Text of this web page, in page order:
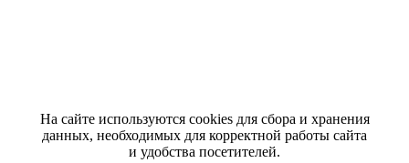
На сайте используются cookies для сбора и хранения
данных, необходимых для корректной работы сайта
и удобства посетителей.